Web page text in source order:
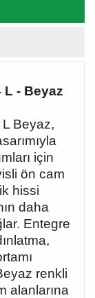
L - Beyaz
Beyaz,
için
ön cam
hissi
daha
Entegre
renkli
alanlarına